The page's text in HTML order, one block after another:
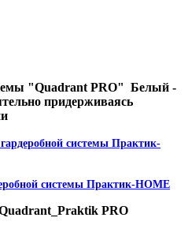
"Quadrant PRO" Белый -
придерживаясь
системы Практик-
системы Практик-HOME
PRO